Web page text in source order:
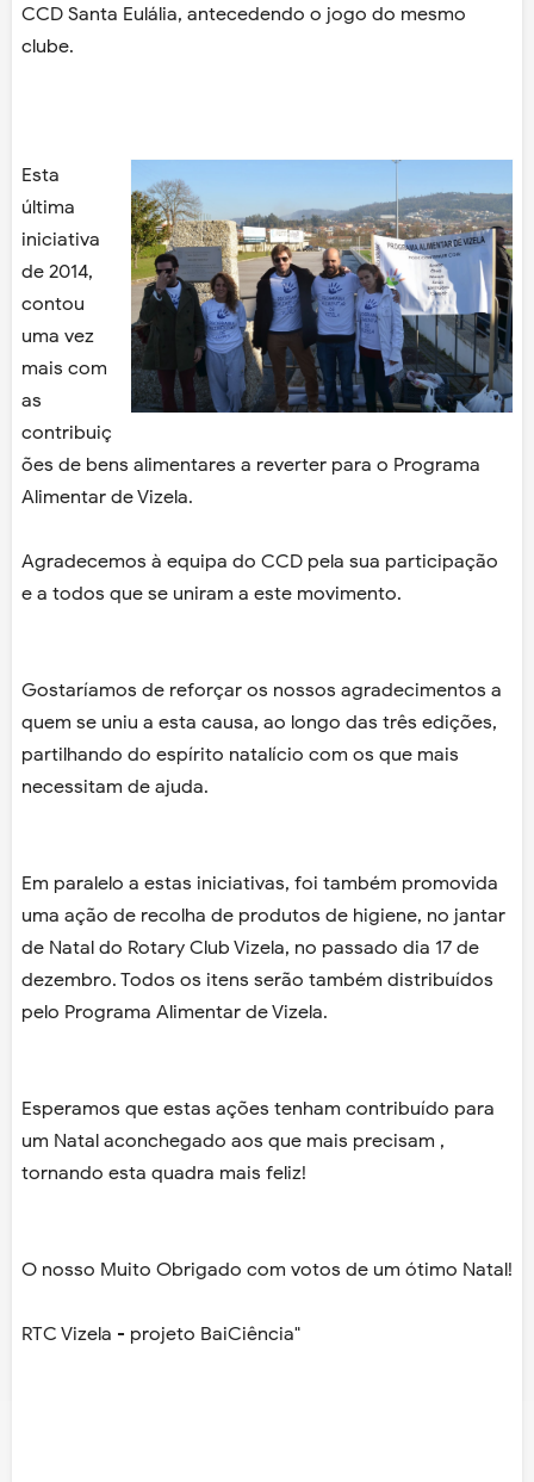
CCD Santa Eulália, antecedendo o jogo do mesmo
clube.
Esta
última
iniciativa
de 2014,
contou
uma vez
mais com
as
contribuiç
ões de bens alimentares a reverter para o Programa
Alimentar de Vizela.
Agradecemos à equipa do CCD pela sua participação
e a todos que se uniram a este movimento.
Gostaríamos de reforçar os nossos agradecimentos a
quem se uniu a esta causa, ao longo das três edições,
partilhando do espírito natalício com os que mais
necessitam de ajuda.
Em paralelo a estas iniciativas, foi também promovida
uma ação de recolha de produtos de higiene, no jantar
de Natal do Rotary Club Vizela, no passado dia 17 de
dezembro. Todos os itens serão também distribuídos
pelo Programa Alimentar de Vizela.
Esperamos que estas ações tenham contribuído para
um Natal aconchegado aos que mais precisam ,
tornando esta quadra mais feliz!
O nosso Muito Obrigado com votos de um ótimo Natal!
RTC Vizela - projeto BaiCiência"